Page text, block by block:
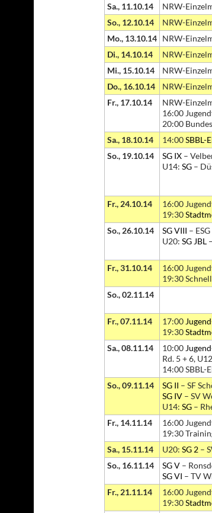
Sa., 11.10.14
NRW-
So., 12.10.14
NRW-
Mo., 13.10.14 NRW-
Di., 14.10.14
NRW-
Mi., 15.10.14
NRW-
Do., 16.10.14
NRW-
Fr., 17.10.14
NRW-
16:00
20:00
Sa., 18.10.14
14:00SBBL-
So., 19.10.14
SG IX –
U14: SG –
Fr., 24.10.14
16:00
19:30
So., 26.10.14
SG VIII –
U20: SG JBL
Fr., 31.10.14
16:00
19:30
So., 02.11.14
Fr., 07.11.14
17:00
19:30
Sa., 08.11.14 10:00
Rd. 5 + 6,
14:00 SBBL-
So., 09.11.14 SG II – SF
SG IV – SV
U14: SG –
Fr., 14.11.14
16:00
19:30
Sa., 15.11.14
U20: SG 2 –
So., 16.11.14
SG V –
SG VI – TV
Fr., 21.11.14
16:00
19:30